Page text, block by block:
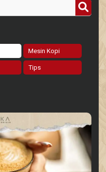
Mesin Kopi
Tips